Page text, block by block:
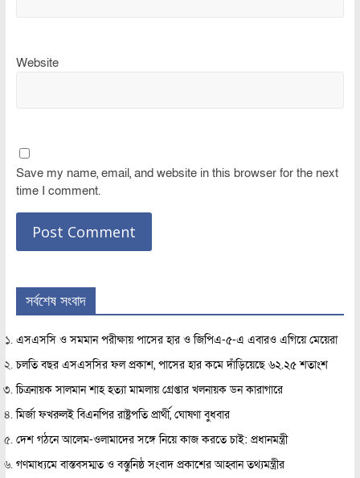
Website
Save my name, email, and website in this browser for the next
time I comment.
সর্বশেষ সংবাদ
এসএসসি ও সমমান পরীক্ষায় পাসের হার ও জিপিএ-৫-এ এবারও এগিয়ে মেয়েরা
চলতি বছর এসএসসির ফল প্রকাশ, পাসের হার কমে দাঁড়িয়েছে ৬২.২৫ শতাংশ
চিত্রনায়ক সালমান শাহ হত্যা মামলায় গ্রেপ্তার খলনায়ক ডন কারাগারে
মির্জা ফখরুলই বিএনপির রাষ্ট্রপতি প্রার্থী, ঘোষণা বুধবার
দেশ গঠনে আলেম-ওলামাদের সঙ্গে নিয়ে কাজ করতে চাই: প্রধানমন্ত্রী
গণমাধ্যমে বাস্তবসম্মত ও বস্তুনিষ্ঠ সংবাদ প্রকাশের আহ্বান তথ্যমন্ত্রীর